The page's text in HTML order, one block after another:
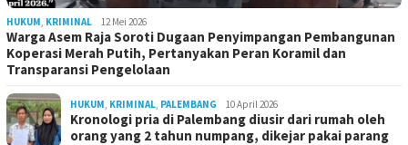
HUKUM KRIMINAL 12 Mei 2026
Warga Asem Raja Soroti Dugaan Penyimpangan Pembangunan
Koperasi Merah Putih, Pertanyakan Peran Koramil dan
Transparansi Pengelolaan
HUKUM KRIMINAL PALEMBANG 10 April 2026
Kronologi pria di Palembang diusir dari rumah oleh
orang yang 2 tahun numpang, dikejar pakai parang